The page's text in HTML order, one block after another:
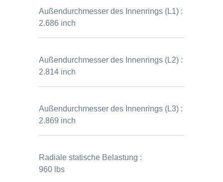
Außendurchmesser des Innenrings (L1) :
2.686 inch
Außendurchmesser des Innenrings (L2) :
2.814 inch
Außendurchmesser des Innenrings (L3) :
2.869 inch
Radiale statische Belastung :
960 lbs